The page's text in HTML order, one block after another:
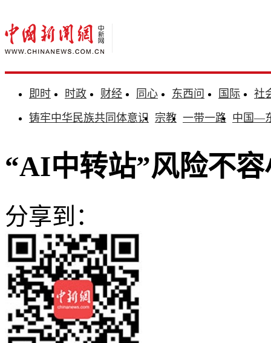
即时 时政 财经 同心 东西问 国际
社
铸牢中华民族共同体意识 宗教 一带一路 中国—
“AI中转站”风险不
分享到：